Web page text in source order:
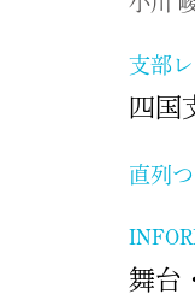
支部
四国
直列
舞台